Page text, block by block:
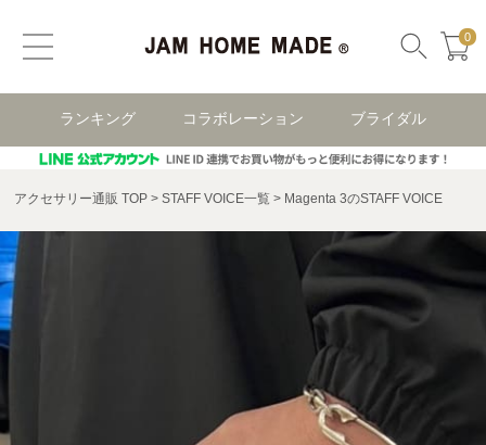
0
ランキング コラボレーション ブライダル
アクセサリー通販 TOP STAFF VOICE一覧 Magenta 3のSTAFF VOICE